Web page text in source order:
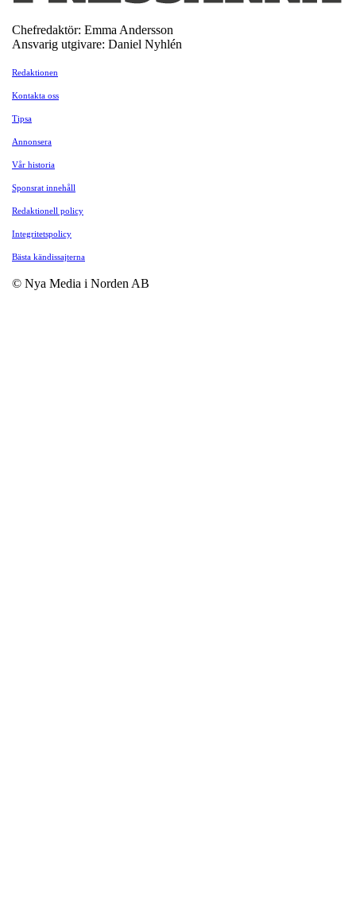
Chefredaktör: Emma Andersson
Ansvarig utgivare: Daniel Nyhlén
Redaktionen
Kontakta oss
Tipsa
Annonsera
Vår historia
Sponsrat innehåll
Redaktionell policy
Integritetspolicy
Bästa kändissajterna
© Nya Media i Norden AB